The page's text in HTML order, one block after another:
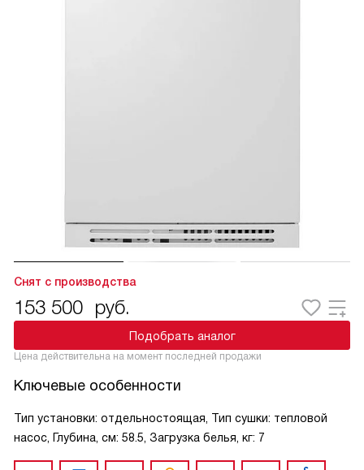
Снят с производства
153 500 руб.
Подобрать аналог
Цена действительна на момент последней продажи
Ключевые особенности
Тип установки: отдельностоящая, Тип сушки: тепловой
насос, Глубина, см: 58.5, Загрузка белья, кг: 7